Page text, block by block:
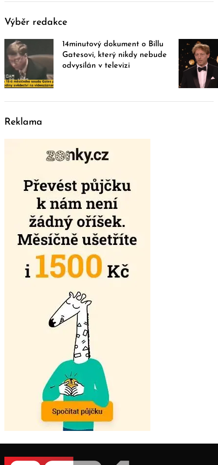
Výběr redakce
14minutový dokument o Billu
Gatesovi, který nikdy nebude
odvysílán v televizi
Reklama